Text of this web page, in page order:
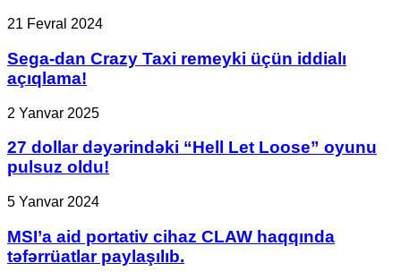
Sega-
Crazy
Taxi
remeyki
iddialı
21 Fevral 2024
Sega-dan Crazy Taxi remeyki üçün iddialı
açıqlama!
27
dəyərindəki
“Hell
Let
Loose”
oyunu
oldu!
2 Yanvar 2025
27 dollar dəyərindəki “Hell Let Loose” oyunu
pulsuz oldu!
MSI’a
portativ
cihaz
CLAW
5 Yanvar 2024
MSI’a aid portativ cihaz CLAW haqqında
təfərrüatlar paylaşılıb.